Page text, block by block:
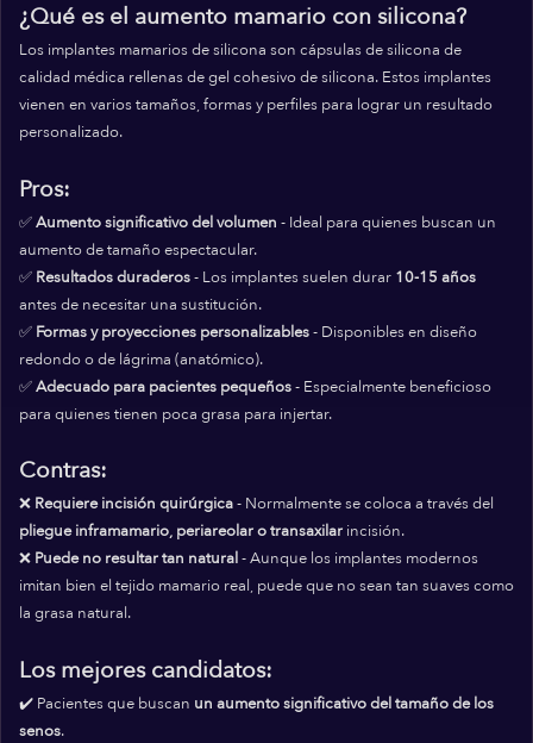
¿Qué es el aumento mamario con silicona?
Los implantes mamarios de silicona son cápsulas de silicona de
calidad médica rellenas de gel cohesivo de silicona. Estos implantes
vienen en varios tamaños, formas y perfiles para lograr un resultado
personalizado.
Pros:
✅Aumento significativo del volumen - Ideal para quienes buscan un
aumento de tamaño espectacular.
✅ Resultados duraderos- Los implantes suelen durar 10-15 años
antes de necesitar una sustitución.
✅ Formas y proyecciones personalizables- Disponibles en diseño
redondo o de lágrima (anatómico).
✅Adecuado para pacientes pequeños- Especialmente beneficioso
para quienes tienen poca grasa para injertar.
Contras:
❌ Requiere incisión quirúrgica- Normalmente se coloca a través del
pliegue inframamario, periareolar o transaxilar incisión.
❌ Puede no resultar tan natural- Aunque los implantes modernos
imitan bien el tejido mamario real, puede que no sean tan suaves como
la grasa natural.
Los mejores candidatos:
✔️ Pacientes que buscan un aumento significativo del tamaño de los
senos.